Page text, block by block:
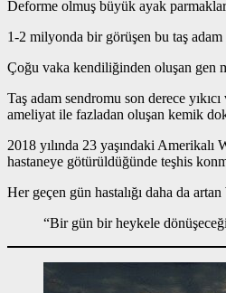
Deforme olmuş büyük ayak
1-2 milyonda bir görüşen bu taş
Çoğu vaka kendiliğinden oluşan gen
Taş adam sendromu son derece
ameliyat ile fazladan oluşan kemik
2018 yılında 23 yaşındaki
hastaneye götürüldüğünde teşhis
Her geçen gün hastalığı daha da
“Bir gün bir heykele